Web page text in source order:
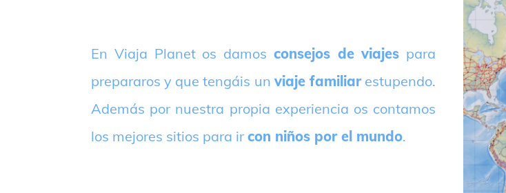
En Viaja Planet os damos consejos de viajes para
prepararos y que tengáis un viaje familiarestupendo.
Además por nuestra propia experiencia os contamos
los mejores sitios para ir con niños por el mundo.